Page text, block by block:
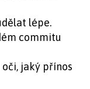
lépe.
commitu
jaký přínos